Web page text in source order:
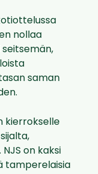
nollaa
seitsemän,
saman
kierrokselle
on kaksi
tamperelaisia